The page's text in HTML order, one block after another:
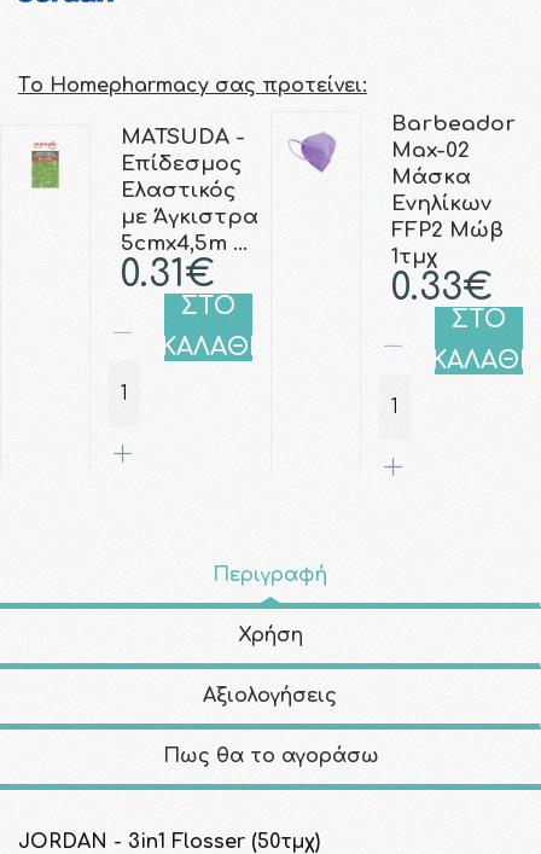
Τo Homepharmacy σας προτείνει:
MATSUDA -
Επίδεσμος
Ελαστικός
με Άγκιστρα
5cmx4,5m …
0.31€
ΣΤΟ
ΚΑΛΑΘΙ
Barbeador
Max-02
Μάσκα
Ενηλίκων
FFP2 Μώβ
1τμχ
0.33€
ΣΤΟ
ΚΑΛΑΘΙ
Περιγραφή
Χρήση
Αξιολογήσεις
Πως θα το αγοράσω
JORDAN - 3in1 Flosser (50τμχ)